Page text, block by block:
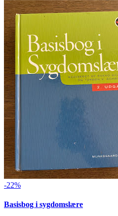
-22%
Basisbog i sygdomslære